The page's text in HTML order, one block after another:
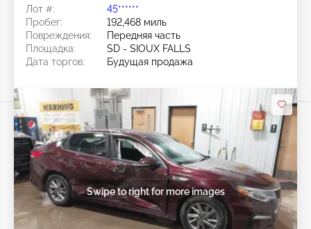
Лот #:
45******
Пробег:
192,468 миль
Повреждения:
Передняя часть
Площадка:
SD - SIOUX FALLS
Дата торгов:
Будущая продажа
Swipe to right for more images